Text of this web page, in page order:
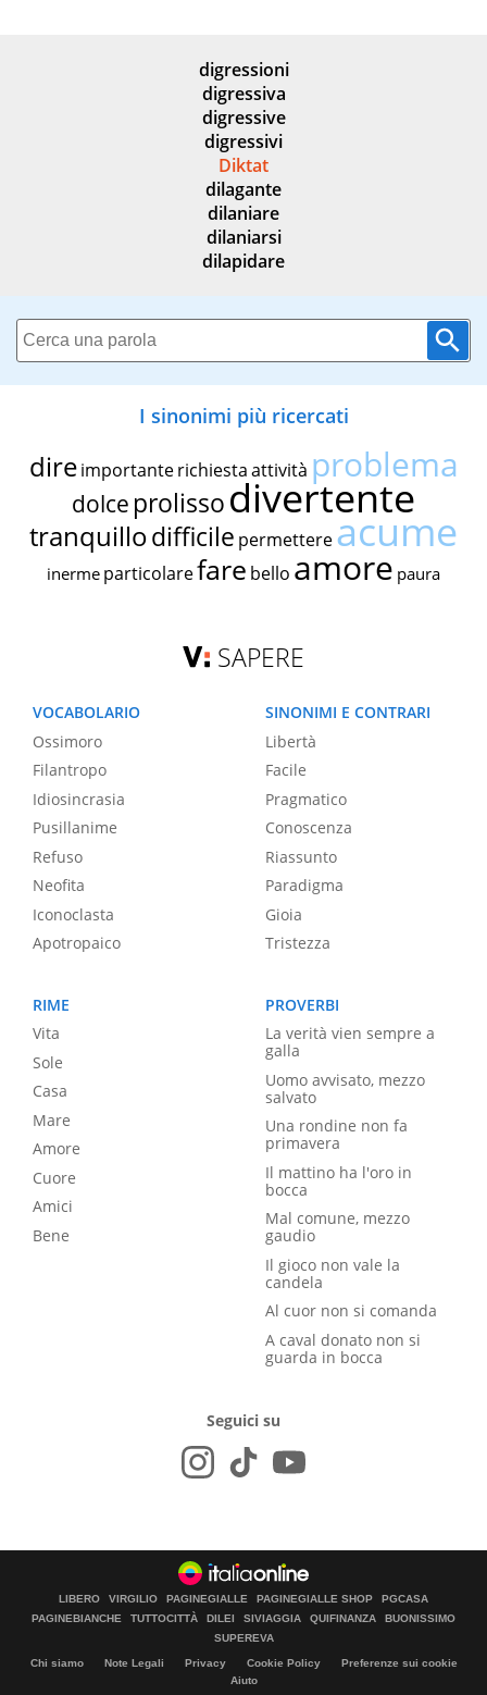
digressioni
digressiva
digressive
digressivi
Diktat
dilagante
dilaniare
dilaniarsi
dilapidare
I sinonimi più ricercati
dire importante richiestaattività problema
dolce prolissodivertente
tranquillodifficile permettereacume
inerme particolarefare bello amore paura
SAPERE
VOCABOLARIO
Ossimoro
Filantropo
Idiosincrasia
Pusillanime
Refuso
Neofita
Iconoclasta
Apotropaico
SINONIMI E CONTRARI
Libertà
Facile
Pragmatico
Conoscenza
Riassunto
Paradigma
Gioia
Tristezza
RIME
Vita
Sole
Casa
Mare
Amore
Cuore
Amici
Bene
PROVERBI
La verità vien sempre a
galla
Uomo avvisato, mezzo
salvato
Una rondine non fa
primavera
Il mattino ha l'oro in
bocca
Mal comune, mezzo
gaudio
Il gioco non vale la
candela
Al cuor non si comanda
A caval donato non si
guarda in bocca
Seguici su
LIBERO VIRGILIO PAGINEGIALLE PAGINEGIALLE SHOP
PGCASA
PAGINEBIANCHE
TUTTOCITTÀ DILEI SIVIAGGIA QUIFINANZA
BUONISSIMO
SUPEREVA
Chi siamo Note Legali Privacy Cookie Policy
Preferenze sui cookie
Aiuto